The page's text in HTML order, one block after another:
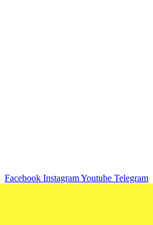
Facebook InstagramYoutube Telegram